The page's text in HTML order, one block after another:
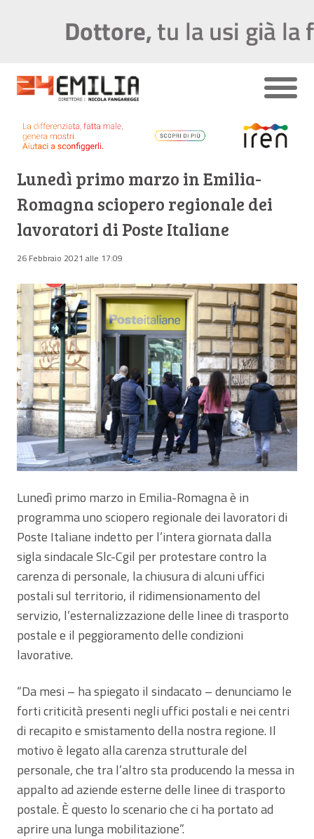
Lunedì primo marzo in Emilia-
Romagna sciopero regionale dei
lavoratori di Poste Italiane
26 Febbraio 2021 alle 17:09
Lunedì primo marzo in Emilia-Romagna è in
programma uno sciopero regionale dei lavoratori di
Poste Italiane indetto per l’intera giornata dalla
sigla sindacale Slc-Cgil per protestare contro la
carenza di personale, la chiusura di alcuni uffici
postali sul territorio, il ridimensionamento del
servizio, l’esternalizzazione delle linee di trasporto
postale e il peggioramento delle condizioni
lavorative.
“Da mesi – ha spiegato il sindacato – denunciamo le
forti criticità presenti negli uffici postali e nei centri
di recapito e smistamento della nostra regione. Il
motivo è legato alla carenza strutturale del
personale, che tra l’altro sta producendo la messa in
appalto ad aziende esterne delle linee di trasporto
postale. È questo lo scenario che ci ha portato ad
aprire una lunga mobilitazione”.